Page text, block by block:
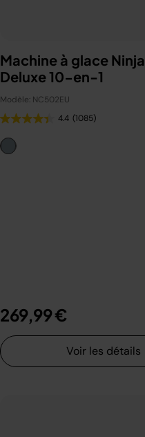
Machine à glace
Deluxe 10-en-1
Modèle: NC502EU
4.4 (1085)
269,99 €
Voir les détails